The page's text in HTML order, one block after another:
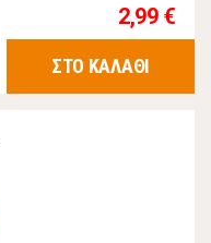
2,99 €
ΣΤΟ ΚΑΛΑΘΙ